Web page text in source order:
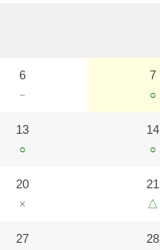
6
－
7
○
13
○
14
○
20
×
21
△
27 28